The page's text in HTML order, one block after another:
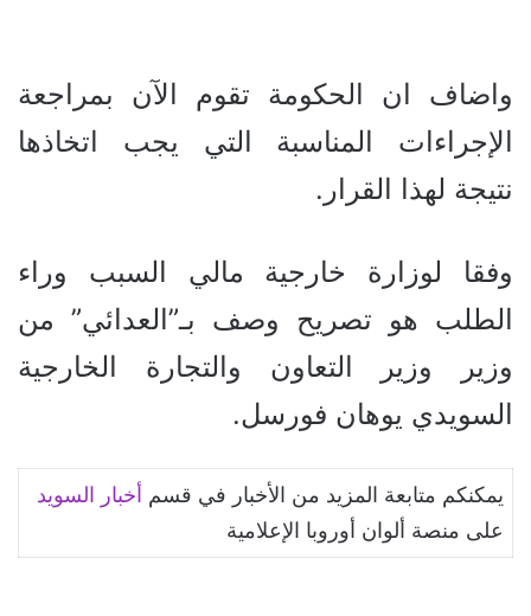
واضاف ان الحكومة تقوم الآن بمراجعة
الإجراءات المناسبة التي يجب اتخاذها
نتيجة لهذا القرار.
وفقا لوزارة خارجية مالي السبب وراء
الطلب هو تصريح وصف بـ”العدائي” من
وزير وزير التعاون والتجارة الخارجية
السويدي يوهان فورسل.
يمكنكم متابعة المزيد من الأخبار في قسم أخبار السويد
على منصة ألوان أوروبا الإعلامية